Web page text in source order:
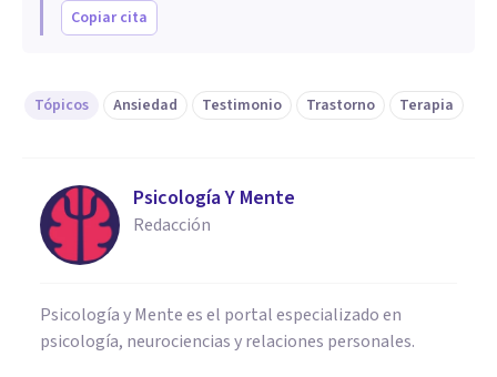
Copiar cita
Tópicos Ansiedad Testimonio Trastorno Terapia
Psicología Y Mente
Redacción
Psicología y Mente es el portal especializado en
psicología, neurociencias y relaciones personales.